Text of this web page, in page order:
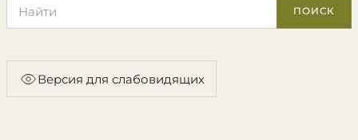
ПОИСК
Версия для слабовидящих